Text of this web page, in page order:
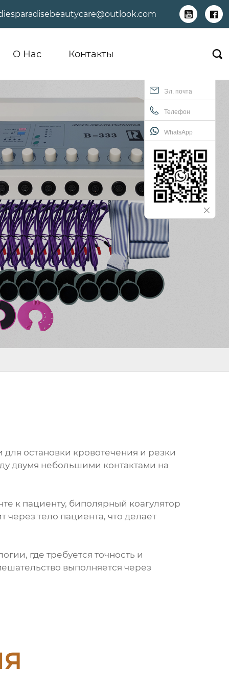
 
О Hас Контакты 
остановки кровотечения и резки
двумя небольшими контактами на
к пациенту, биполярный коагулятор
через тело пациента, что делает
где требуется точность и
выполняется через
Эл. почта
Телефон
WhatsApp